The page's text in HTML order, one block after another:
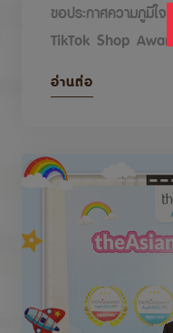
ขอประกาศความภูมิใ
TikTok Shop
อ่านต่อ